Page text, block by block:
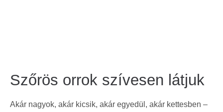
Szőrös orrok szívesen látjuk
Akár nagyok, akár kicsik, akár egyedül, akár kettesben –